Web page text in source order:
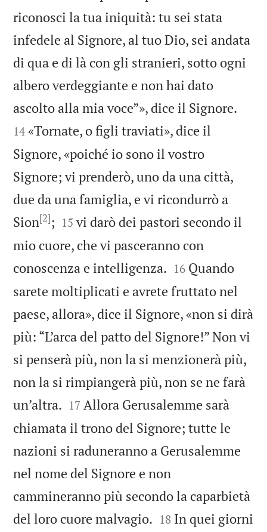
riconosci la tua iniquità: tu sei stata
infedele al Signore, al tuo Dio, sei andata
di qua e di là con gli stranieri, sotto ogni
albero verdeggiante e non hai dato
ascolto alla mia voce”», dice il Signore.
14 «Tornate, o figli traviati», dice il
Signore, «poiché io sono il vostro
Signore; vi prenderò, uno da una città,
due da una famiglia, e vi ricondurrò a
Sion[2]; 

15 vi darò dei pastori secondo il
mio cuore, che vi pasceranno con
conoscenza e intelligenza. 

16 Quando
sarete moltiplicati e avrete fruttato nel
paese, allora», dice il Signore, «non si dirà
più: “L’arca del patto del Signore!” Non vi
si penserà più, non la si menzionerà più,
non la si rimpiangerà più, non se ne farà
un’altra. 

17 Allora Gerusalemme sarà
chiamata il trono del Signore; tutte le
nazioni si raduneranno a Gerusalemme
nel nome del Signore e non
cammineranno più secondo la caparbietà
del loro cuore malvagio. 

18 In quei giorni